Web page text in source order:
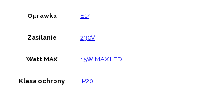
Oprawka E14
Zasilanie 230V
Watt MAX 15W MAX LED
Klasa ochrony IP20